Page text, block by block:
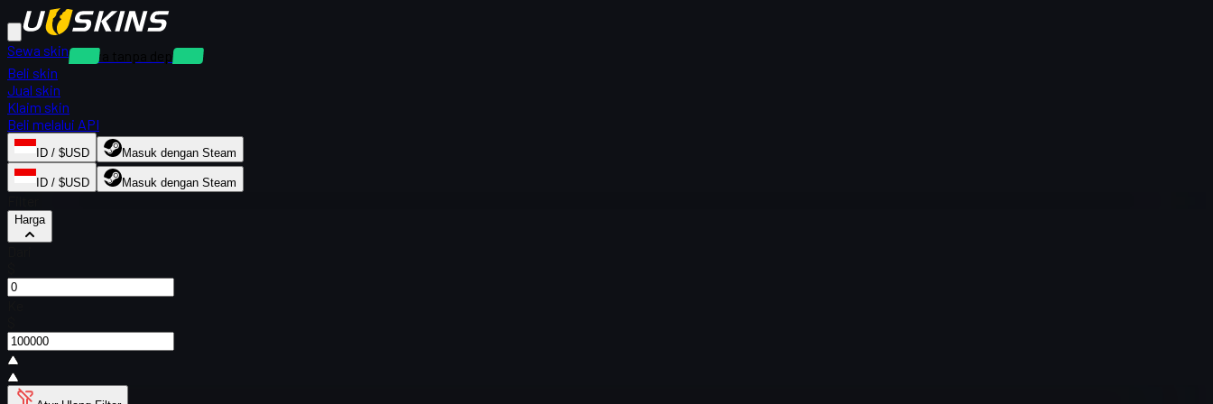
Sewa skin
Sewa tanpa deposit
Beli skin
Jual skin
Klaim skin
Beli melalui API
ID / $USD Masuk dengan Steam
ID / $USD Masuk dengan Steam
Harga